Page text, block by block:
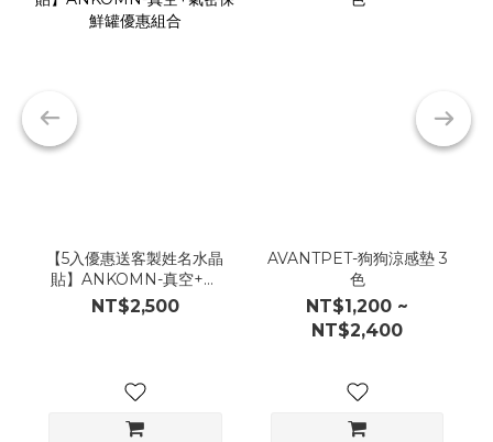
【5入優惠送客製姓名水晶
貼】ANKOMN-真空+氣
密保鮮罐優惠組合
NT$2,500
AVANTPET-狗狗涼感墊 3
色
NT$1,200 ~
NT$2,400